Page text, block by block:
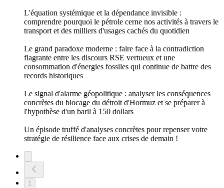
L'équation systémique et la dépendance invisible :
comprendre pourquoi le pétrole cerne nos activités à travers le
transport et des milliers d'usages cachés du quotidien
Le grand paradoxe moderne : faire face à la contradiction
flagrante entre les discours RSE vertueux et une
consommation d'énergies fossiles qui continue de battre des
records historiques
Le signal d'alarme géopolitique : analyser les conséquences
concrètes du blocage du détroit d'Hormuz et se préparer à
l'hypothèse d'un baril à 150 dollars
Un épisode truffé d'analyses concrètes pour repenser votre
stratégie de résilience face aux crises de demain !
1